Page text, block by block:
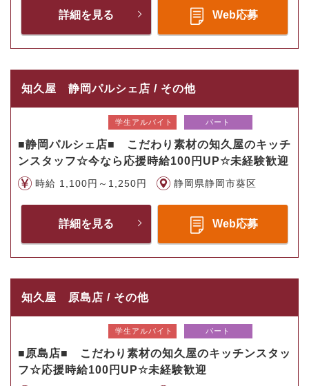
詳細を見る Web応募
知久屋 静岡パルシェ店 / その他
学生アルバイト パート
■静岡パルシェ店■ こだわり素材の知久屋のキッチ
ンスタッフ☆今なら応援時給100円UP☆未経験歓迎
時給 1,100円～1,250円 静岡県静岡市葵区
詳細を見る Web応募
知久屋 原島店 / その他
学生アルバイト パート
■原島店■ こだわり素材の知久屋のキッチンスタッ
フ☆応援時給100円UP☆未経験歓迎